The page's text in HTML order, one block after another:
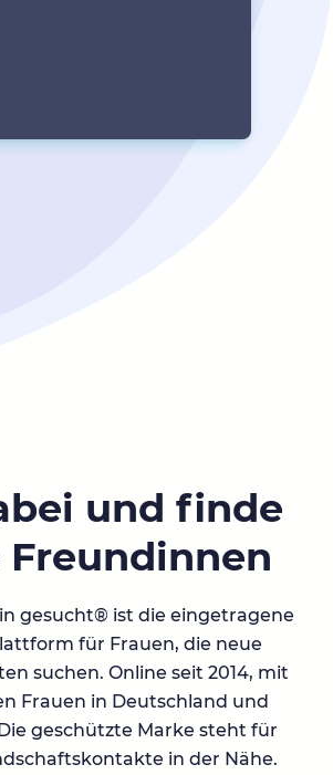
und finde
Freundinnen
gesucht® ist die eingetragene
für Frauen, die neue
suchen. Online seit 2014, mit
Frauen in Deutschland und
geschützte Marke steht für
in der Nähe.